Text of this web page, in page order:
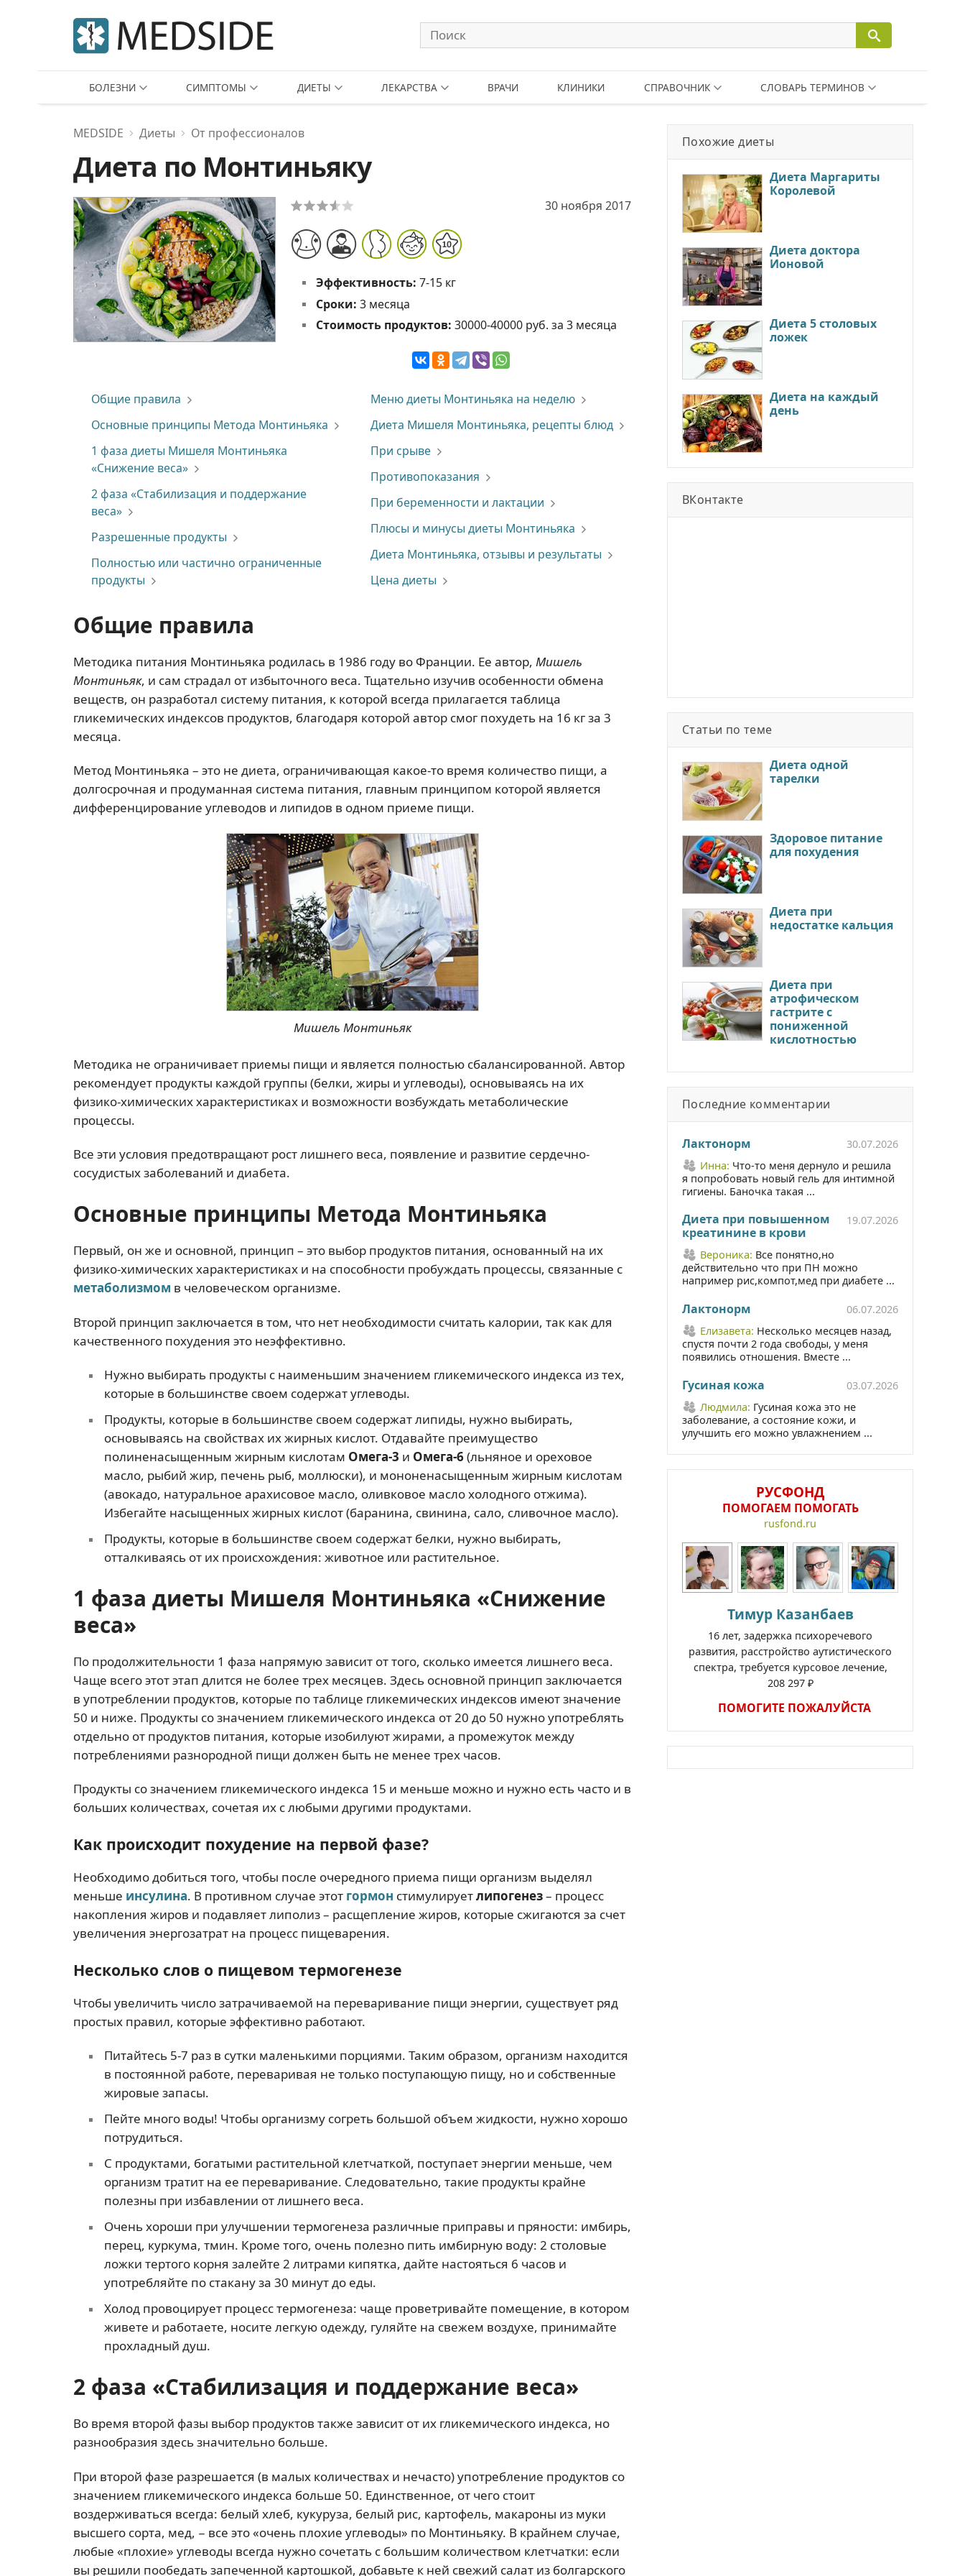
БОЛЕЗНИ СИМПТОМЫ ДИЕТЫ ЛЕКАРСТВА ВРАЧИ КЛИНИКИ СПРАВОЧНИК СЛОВАРЬ ТЕРМИНОВ
MEDSIDE Диеты От профессионалов
Диета по Монтиньяку
30 ноября 2017
Эффективность: 7-15 кг
Сроки: 3 месяца
Стоимость продуктов: 30000-40000 руб. за 3 месяца
Общие правила
Основные принципы Метода Монтиньяка
1 фаза диеты Мишеля Монтиньяка
«Снижение веса»
2 фаза «Стабилизация и поддержание
веса»
Разрешенные продукты
Полностью или частично ограниченные
продукты
Меню диеты Монтиньяка на неделю
Диета Мишеля Монтиньяка, рецепты блюд
При срыве
Противопоказания
При беременности и лактации
Плюсы и минусы диеты Монтиньяка
Диета Монтиньяка, отзывы и результаты
Цена диеты
Общие правила
Методика питания Монтиньяка родилась в 1986 году во Франции. Ее автор, Мишель
Монтиньяк, и сам страдал от избыточного веса. Тщательно изучив особенности обмена
веществ, он разработал систему питания, к которой всегда прилагается таблица
гликемических индексов продуктов, благодаря которой автор смог похудеть на 16 кг за 3
месяца.
Метод Монтиньяка – это не диета, ограничивающая какое-то время количество пищи, а
долгосрочная и продуманная система питания, главным принципом которой является
дифференцирование углеводов и липидов в одном приеме пищи.
Мишель Монтиньяк
Методика не ограничивает приемы пищи и является полностью сбалансированной. Автор
рекомендует продукты каждой группы (белки, жиры и углеводы), основываясь на их
физико-химических характеристиках и возможности возбуждать метаболические
процессы.
Все эти условия предотвращают рост лишнего веса, появление и развитие сердечно-
сосудистых заболеваний и диабета.
Основные принципы Метода Монтиньяка
Первый, он же и основной, принцип – это выбор продуктов питания, основанный на их
физико-химических характеристиках и на способности пробуждать процессы, связанные с
метаболизмом в человеческом организме.
Второй принцип заключается в том, что нет необходимости считать калории, так как для
качественного похудения это неэффективно.
Нужно выбирать продукты с наименьшим значением гликемического индекса из тех,
которые в большинстве своем содержат углеводы.
Продукты, которые в большинстве своем содержат липиды, нужно выбирать,
основываясь на свойствах их жирных кислот. Отдавайте преимущество
полиненасыщенным жирным кислотам Омега-3 и Омега-6(льняное и ореховое
масло, рыбий жир, печень рыб, моллюски), и мононенасыщенным жирным кислотам
(авокадо, натуральное арахисовое масло, оливковое масло холодного отжима).
Избегайте насыщенных жирных кислот (баранина, свинина, сало, сливочное масло).
Продукты, которые в большинстве своем содержат белки, нужно выбирать,
отталкиваясь от их происхождения: животное или растительное.
1 фаза диеты Мишеля Монтиньяка «Снижение
веса»
По продолжительности 1 фаза напрямую зависит от того, сколько имеется лишнего веса.
Чаще всего этот этап длится не более трех месяцев. Здесь основной принцип заключается
в употреблении продуктов, которые по таблице гликемических индексов имеют значение
50 и ниже. Продукты со значением гликемического индекса от 20 до 50 нужно употреблять
отдельно от продуктов питания, которые изобилуют жирами, а промежуток между
потреблениями разнородной пищи должен быть не менее трех часов.
Продукты со значением гликемического индекса 15 и меньше можно и нужно есть часто и в
больших количествах, сочетая их с любыми другими продуктами.
Как происходит похудение на первой фазе?
Необходимо добиться того, чтобы после очередного приема пищи организм выделял
меньше инсулина. В противном случае этот гормон стимулируетлипогенез– процесс
накопления жиров и подавляет липолиз – расщепление жиров, которые сжигаются за счет
увеличения энергозатрат на процесс пищеварения.
Несколько слов о пищевом термогенезе
Чтобы увеличить число затрачиваемой на переваривание пищи энергии, существует ряд
простых правил, которые эффективно работают.
Питайтесь 5-7 раз в сутки маленькими порциями. Таким образом, организм находится
в постоянной работе, переваривая не только поступающую пищу, но и собственные
жировые запасы.
Пейте много воды! Чтобы организму согреть большой объем жидкости, нужно хорошо
потрудиться.
С продуктами, богатыми растительной клетчаткой, поступает энергии меньше, чем
организм тратит на ее переваривание. Следовательно, такие продукты крайне
полезны при избавлении от лишнего веса.
Очень хороши при улучшении термогенеза различные приправы и пряности: имбирь,
перец, куркума, тмин. Кроме того, очень полезно пить имбирную воду: 2 столовые
ложки тертого корня залейте 2 литрами кипятка, дайте настояться 6 часов и
употребляйте по стакану за 30 минут до еды.
Холод провоцирует процесс термогенеза: чаще проветривайте помещение, в котором
живете и работаете, носите легкую одежду, гуляйте на свежем воздухе, принимайте
прохладный душ.
2 фаза «Стабилизация и поддержание веса»
Во время второй фазы выбор продуктов также зависит от их гликемического индекса, но
разнообразия здесь значительно больше.
При второй фазе разрешается (в малых количествах и нечасто) употребление продуктов со
значением гликемического индекса больше 50. Единственное, от чего стоит
воздерживаться всегда: белый хлеб, кукуруза, белый рис, картофель, макароны из муки
высшего сорта, мед, − все это «очень плохие углеводы» по Монтиньяку. В крайнем случае,
любые «плохие» углеводы всегда нужно сочетать с большим количеством клетчатки: если
вы решили пообедать запеченной картошкой, добавьте к ней свежий салат из болгарского
Похожие диеты
Диета Маргариты
Королевой
Диета доктора
Ионовой
Диета 5 столовых
ложек
Диета на каждый
день
ВКонтакте
Статьи по теме
Диета одной
тарелки
Здоровое питание
для похудения
Диета при
недостатке кальция
Диета при
атрофическом
гастрите с
пониженной
кислотностью
Последние комментарии
Лактонорм
30.07.2026
Инна: Что-то меня дернуло и решила
я попробовать новый гель для интимной
гигиены. Баночка такая ...
Диета при повышенном
креатинине в крови
19.07.2026
Вероника: Все понятно,но
действительно что при ПН можно
например рис,компот,мед при диабете ...
Лактонорм
06.07.2026
Елизавета: Несколько месяцев назад,
спустя почти 2 года свободы, у меня
появились отношения. Вместе ...
Гусиная кожа
03.07.2026
Людмила: Гусиная кожа это не
заболевание, а состояние кожи, и
улучшить его можно увлажнением ...
РУСФОНД
ПОМОГАЕМ ПОМОГАТЬ
rusfond.ru
Тимур Казанбаев
16 лет, задержка психоречевого
развития, расстройство аутистического
спектра, требуется курсовое лечение,
208 297 ₽
ПОМОГИТЕ ПОЖАЛУЙСТА